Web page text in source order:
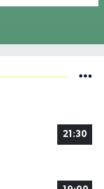
21:30